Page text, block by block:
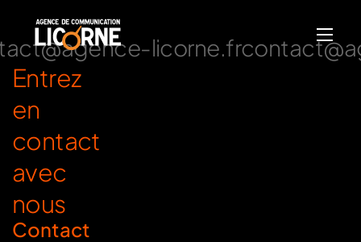
licorne.fr
Entrez
en
contact
avec
nous
Contact